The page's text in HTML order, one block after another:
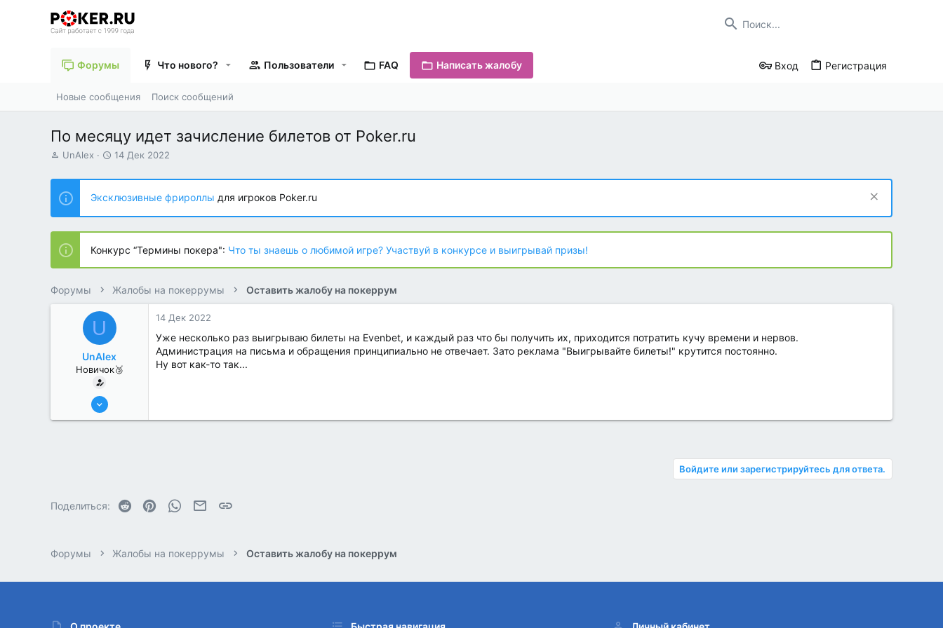
Форумы Что нового? Пользователи FAQ Написать жалобу Вход Регистрация
Новые сообщения Поиск сообщений
По месяцу идет зачисление билетов от Poker.ru
А
т
о
р
т
е
м
ы
UnAlex
Д
т
н
а
ч
л
а
14 Дек 2022
Эксклюзивные фрироллы для игроков Poker.ru
Конкурс “Термины покера": Что ты знаешь о любимой игре? Участвуй в конкурсе и выигрывай призы!
Форумы Жалобы на покеррумы Оставить жалобу на покеррум
U
UnAlex
Новичок🥈
23 Июн 2022
14 Дек 2022
Уже несколько раз выигрываю билеты на Evenbet, и каждый раз что бы получить их, приходится потратить кучу времени и нервов.
Администрация на письма и обращения принципиально не отвечает. Зато реклама "Выигрывайте билеты!" крутится постоянно.
Ну вот как-то так...
Войдите или зарегистрируйтесь для ответа.
Поделиться: Reddit PinterestWhatsAppЭлектронная почта
Форумы Жалобы на покеррумы Оставить жалобу на покеррум